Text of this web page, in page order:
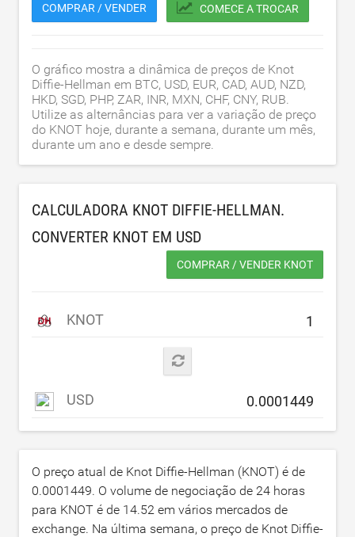
COMPRAR / VENDER COMECE A TROCAR
O gráfico mostra a dinâmica de preços de Knot
Diffie-Hellman em BTC, USD, EUR, CAD, AUD, NZD,
HKD, SGD, PHP, ZAR, INR, MXN, CHF, CNY, RUB.
Utilize as alternâncias para ver a variação de preço
do KNOT hoje, durante a semana, durante um mês,
durante um ano e desde sempre.
CALCULADORA KNOT DIFFIE-HELLMAN.
CONVERTER KNOT EM USD
COMPRAR / VENDER KNOT
KNOT
USD
O preço atual de Knot Diffie-Hellman (KNOT) é de
0.0001449. O volume de negociação de 24 horas
para KNOT é de 14.52 em vários mercados de
exchange. Na última semana, o preço de Knot Diffie-